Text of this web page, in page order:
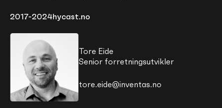
2017-2024hycast.no
Tore Eide
Senior forretningsutvikler
tore.eide@inventas.no